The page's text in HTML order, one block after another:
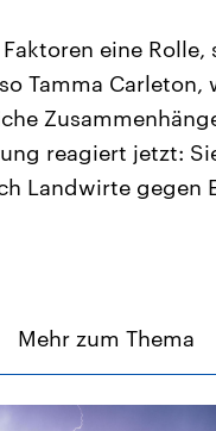
eine
Tamma Carleton,
reagiert jetzt:
Landwirte gegen
Mehr zum Thema